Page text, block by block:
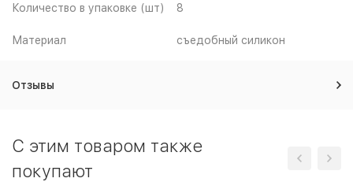
Количество в упаковке (шт) 8
Материал съедобный силикон
Отзывы
C этим товаром также
покупают